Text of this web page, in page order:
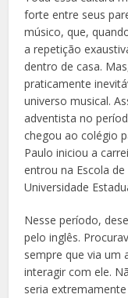
forte entre seus
músico, que,
a repetição
dentro de casa.
praticamente
universo musical.
adventista no
chegou ao colégio
Paulo iniciou a
entrou na Escola
Universidade
Nesse período,
pelo inglês.
sempre que via um
interagir com ele.
seria